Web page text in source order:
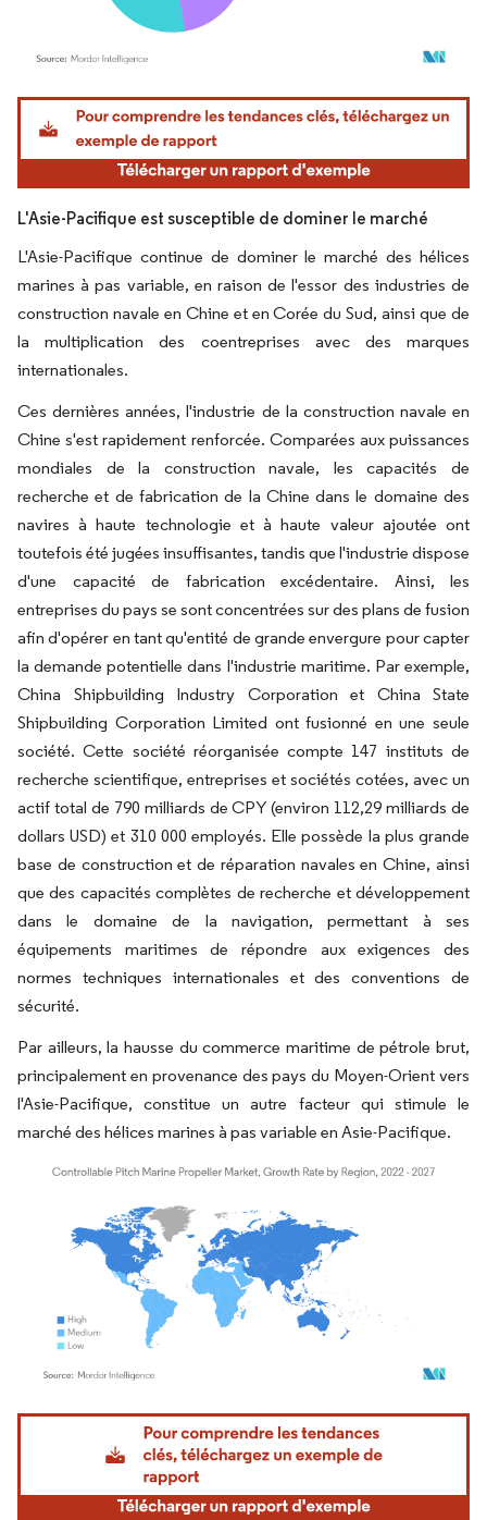
Image © Mordor Intelligence. La réutilisation nécessite une attribution sous CC BY
L'Asie-Pacifique est susceptible de dominer le marché
L'Asie-Pacifique continue de dominer le marché des hélices
marines à pas variable, en raison de l'essor des industries de
construction navale en Chine et en Corée du Sud, ainsi que de
la multiplication des coentreprises avec des marques
internationales.
Ces dernières années, l'industrie de la construction navale en
Chine s'est rapidement renforcée. Comparées aux puissances
mondiales de la construction navale, les capacités de
recherche et de fabrication de la Chine dans le domaine des
navires à haute technologie et à haute valeur ajoutée ont
toutefois été jugées insuffisantes, tandis que l'industrie dispose
d'une capacité de fabrication excédentaire. Ainsi, les
entreprises du pays se sont concentrées sur des plans de fusion
afin d'opérer en tant qu'entité de grande envergure pour capter
la demande potentielle dans l'industrie maritime. Par exemple,
China Shipbuilding Industry Corporation et China State
Shipbuilding Corporation Limited ont fusionné en une seule
société. Cette société réorganisée compte 147 instituts de
recherche scientifique, entreprises et sociétés cotées, avec un
actif total de 790 milliards de CPY (environ 112,29 milliards de
dollars USD) et 310 000 employés. Elle possède la plus grande
base de construction et de réparation navales en Chine, ainsi
que des capacités complètes de recherche et développement
dans le domaine de la navigation, permettant à ses
équipements maritimes de répondre aux exigences des
normes techniques internationales et des conventions de
sécurité.
Par ailleurs, la hausse du commerce maritime de pétrole brut,
principalement en provenance des pays du Moyen-Orient vers
l'Asie-Pacifique, constitue un autre facteur qui stimule le
marché des hélices marines à pas variable en Asie-Pacifique.
Image © Mordor Intelligence. La réutilisation nécessite une attribution sous CC BY